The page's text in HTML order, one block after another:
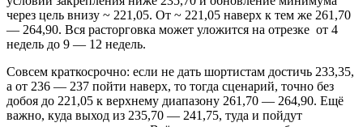
через цель внизу ~ 221,05. От ~ 221,05 наверх к тем же 261,70
— 264,90. Вся расторговка может уложится на отрезке от 4
недель до 9 — 12 недель.
Совсем краткосрочно: если не дать шортистам достичь 233,35,
а от 236 — 237 пойти наверх, то тогда сценарий, точно без
добоя до 221,05 к верхнему диапазону 261,70 — 264,90. Ещё
важно, куда выход из 235,70 — 241,75, туда и пойдут